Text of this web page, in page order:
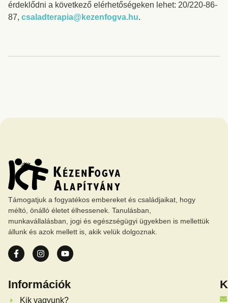
érdeklődni a következő elérhetőségeken lehet: 20/220-86-
87, csaladterapia@kezenfogva.hu.
Támogatjuk a fogyatékos embereket és családjaikat, hogy
méltó, önálló életet élhessenek. Tanulásban,
munkavállalásban, jogi és egészségügyi ügyekben is mellettük
állunk és azok mellett is, akik velük dolgoznak.
Információk
Kik vagyunk?